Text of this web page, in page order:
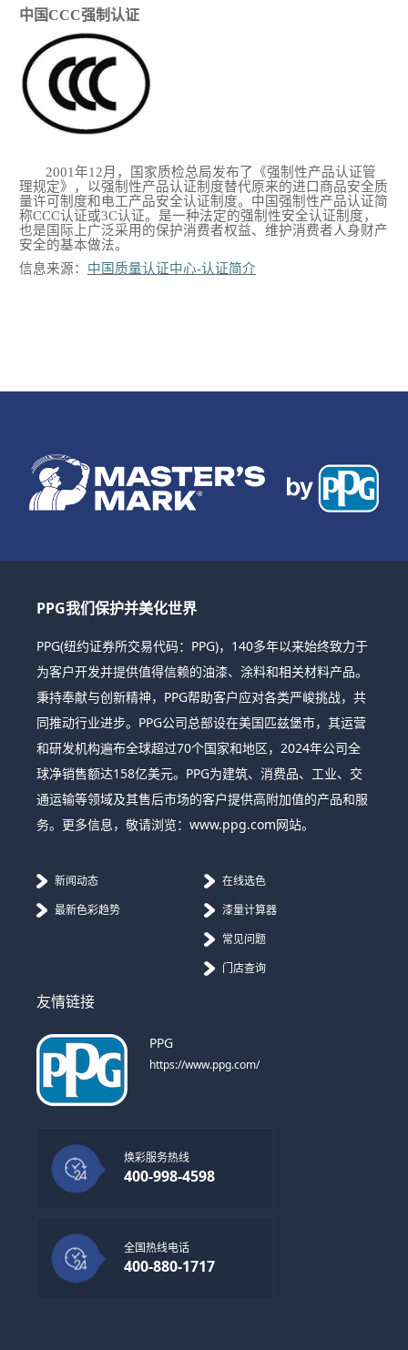
中国CCC强制认证
2001年12月，国家质检总局发布了《强制性产品认证管
理规定》，以强制性产品认证制度替代原来的进口商品安全质
量许可制度和电工产品安全认证制度。中国强制性产品认证简
称CCC认证或3C认证。是一种法定的强制性安全认证制度，
也是国际上广泛采用的保护消费者权益、维护消费者人身财产
安全的基本做法。
信息来源： 中国质量认证中心-认证简介
PPG我们保护并美化世界
PPG(纽约证券所交易代码：PPG)，140多年以来始终致力于
为客户开发并提供值得信赖的油漆、涂料和相关材料产品。
秉持奉献与创新精神，PPG帮助客户应对各类严峻挑战，共
同推动行业进步。PPG公司总部设在美国匹兹堡市，其运营
和研发机构遍布全球超过70个国家和地区，2024年公司全
球净销售额达158亿美元。PPG为建筑、消费品、工业、交
通运输等领域及其售后市场的客户提供高附加值的产品和服
务。更多信息，敬请浏览：www.ppg.com网站。
新闻动态
最新色彩趋势
在线选色
漆量计算器
常见问题
门店查询
友情链接
PPG
https://www.ppg.com/
焕彩服务热线
400-998-4598
全国热线电话
400-880-1717